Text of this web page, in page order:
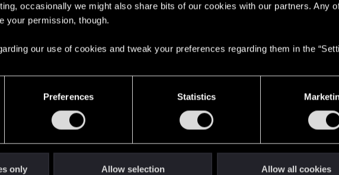
occasionally we might also share bits of our cookies with our partners. Any
your permission, though.
our use of cookies and tweak your preferences regarding them in the
Preferences Statistics
only Allow selection Allow all cookies
(Exclusivo de Phantom Liberty)
de Phantom Liberty)
aparecerá de vez en cuando para comentar la jugada en el